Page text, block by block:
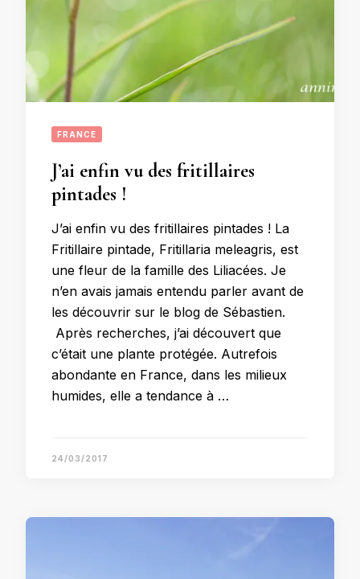
FRANCE
J’ai enfin vu des fritillaires
pintades !
J’ai enfin vu des fritillaires pintades ! La
Fritillaire pintade, Fritillaria meleagris, est
une fleur de la famille des Liliacées. Je
n’en avais jamais entendu parler avant de
les découvrir sur le blog de Sébastien.
Après recherches, j’ai découvert que
c’était une plante protégée. Autrefois
abondante en France, dans les milieux
humides, elle a tendance à …
24/03/2017